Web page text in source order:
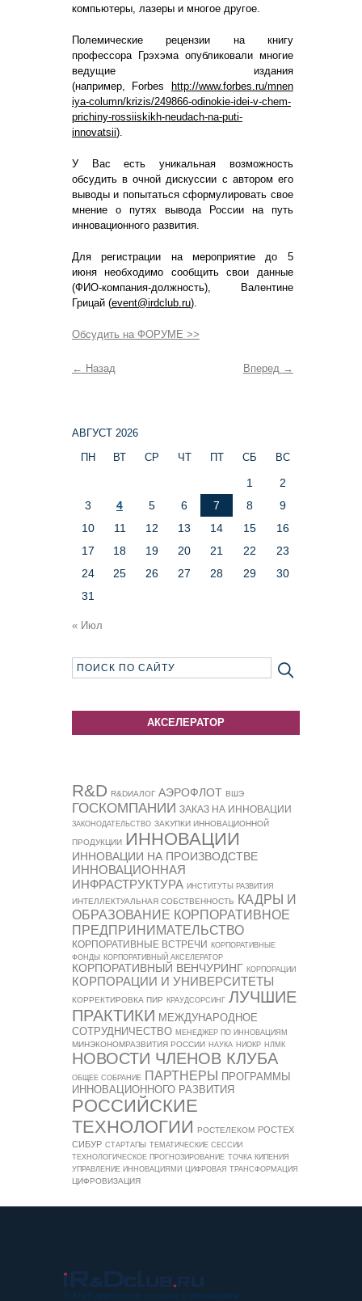
компьютеры, лазеры и многое другое.
Полемические рецензии на книгу
профессора Грэхэма опубликовали многие
ведущие издания
(например,
Forbes
http://www.forbes.ru/mnen
iya-column/krizis/249866-odinokie-idei-v-chem-
pric hiny-rossiiskikh-neudach-na-puti-
innovatsii).
У Вас есть уникальная возможность
обсудить в очной дискуссии с автором его
выводы и попытаться сформулировать свое
мнение о путях вывода России на путь
инновационного развития.
Для регистрации на мероприятие до 5
июня необходимо сообщить свои данные
(ФИО-компания-должность), Валентине
Грицай (event@irdclub.ru).
Обсудить на ФОРУМЕ >>
← Назад Вперед →
АВГУСТ 2026
ПН
ВТ СР ЧТ ПТ СБ ВС
1
2
3
4 5 6 7 8
9
10
11 12 13 14 15
16
17
18 19 20 21 22
23
24
25 26 27 28 29
30
31
« Июл
АКСЕЛЕРАТОР
R&D R&DИАЛОГ АЭРОФЛОТ ВШЭ
ГОСКОМПАНИИ ЗАКАЗ НА ИННОВАЦИИ
ЗАКОНОДАТЕЛЬСТВО ЗАКУПКИ ИННОВАЦИОННОЙ
ПРОДУКЦИИ ИННОВАЦИИ
ИННОВАЦИИ НА ПРОИЗВОДСТВЕ
ИННОВАЦИОННАЯ
ИНФРАСТРУКТУРА ИНСТИТУТЫ РАЗВИТИЯ
ИНТЕЛЛЕКТУАЛЬНАЯ СОБСТВЕННОСТЬ КАДРЫ И
ОБРАЗОВАНИЕ КОРПОРАТИВНОЕ
ПРЕДПРИНИМАТЕЛЬСТВО
КОРПОРАТИВНЫЕ ВСТРЕЧИ
КОРПОРАТИВНЫЕ
ФОНДЫ
КОРПОРАТИВНЫЙ АКСЕЛЕРАТОР
КОРПОРАТИВНЫЙ ВЕНЧУРИНГ КОРПОРАЦИИ
КОРПОРАЦИИ И УНИВЕРСИТЕТЫ
КОРРЕКТИРОВКА ПИР КРАУДСОРСИНГ ЛУЧШИЕ
ПРАКТИКИ МЕЖДУНАРОДНОЕ
СОТРУДНИЧЕСТВО МЕНЕДЖЕР ПО ИННОВАЦИЯМ
МИНЭКОНОМРАЗВИТИЯ РОССИИ НАУКА НИОКР НЛМК
НОВОСТИ ЧЛЕНОВ КЛУБА
ОБЩЕЕ СОБРАНИЕ ПАРТНЕРЫ
ПРОГРАММЫ
ИННОВАЦИОННОГО РАЗВИТИЯ
РОССИЙСКИЕ
ТЕХНОЛОГИИ
РОСТЕЛЕКОМ РОСТЕХ
СИБУР СТАРТАПЫ ТЕМАТИЧЕСКИЕ СЕССИИ
ТЕХНОЛОГИЧЕСКОЕ ПРОГНОЗИРОВАНИЕ ТОЧКА КИПЕНИЯ
УПРАВЛЕНИЕ ИННОВАЦИЯМИ ЦИФРОВАЯ ТРАНСФОРМАЦИЯ
ЦИФРОВИЗАЦИЯ
© Клуб директоров по науке и инновациям